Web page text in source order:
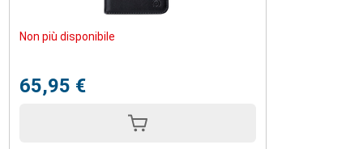
Non più disponibile
65,95 €